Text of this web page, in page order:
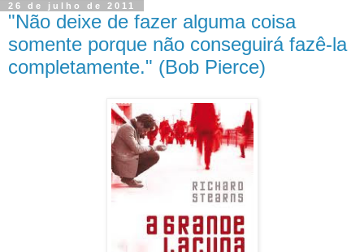
26 de julho de 2011
"Não deixe de fazer alguma coisa
somente porque não conseguirá fazê-la
completamente." (Bob Pierce)